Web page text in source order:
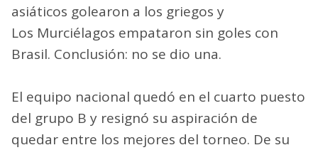
asiáticos golearon a los griegos y
Los Murciélagos empataron sin goles con
Brasil. Conclusión: no se dio una.
El equipo nacional quedó en el cuarto puesto
del grupo B y resignó su aspiración de
quedar entre los mejores del torneo. De su